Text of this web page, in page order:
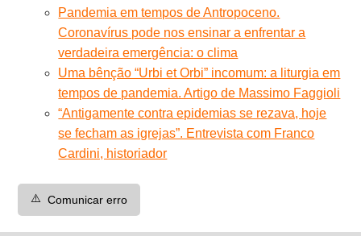
Pandemia em tempos de Antropoceno.
Coronavírus pode nos ensinar a enfrentar a
verdadeira emergência: o clima
Uma bênção “Urbi et Orbi” incomum: a liturgia em
tempos de pandemia. Artigo de Massimo Faggioli
“Antigamente contra epidemias se rezava, hoje
se fecham as igrejas”. Entrevista com Franco
Cardini, historiador
⚠️ Comunicar erro